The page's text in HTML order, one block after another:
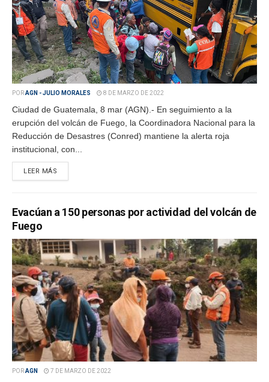
PORAGN - JULIO MORALES 8 DE MARZO DE 2022
Ciudad de Guatemala, 8 mar (AGN).- En seguimiento a la
erupción del volcán de Fuego, la Coordinadora Nacional para la
Reducción de Desastres (Conred) mantiene la alerta roja
institucional, con...
LEER MÁS
Evacúan a 150 personas por actividad del volcán de
Fuego
PORAGN 7 DE MARZO DE 2022